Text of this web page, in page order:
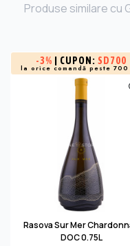
Produse similare cu
-3% | CUPON: SD700
la orice comandă peste
Rasova Sur Mer
DOC 0.75L